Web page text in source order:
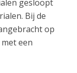
gesloopt
Bij de
op
een